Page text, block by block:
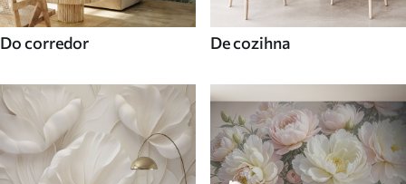
Do corredor De cozihna